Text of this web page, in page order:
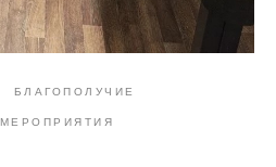
БЛАГОПОЛУЧИЕ
МЕРОПРИЯТИЯ